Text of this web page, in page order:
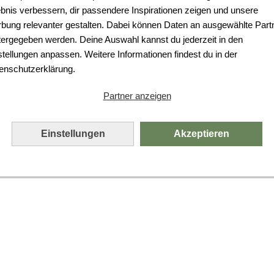
verbessern, dir passendere Inspirationen zeigen und unsere
relevanter gestalten. Dabei können Daten an ausgewählte
werden. Deine Auswahl kannst du jederzeit in den
anpassen. Weitere Informationen findest du in der
Partner anzeigen
Einstellungen Akzeptieren
Da ist etwas schiefgelaufen.
Leider ist ein technischer Fehler aufgetreten.
Bitte laden Sie die Seite neu.